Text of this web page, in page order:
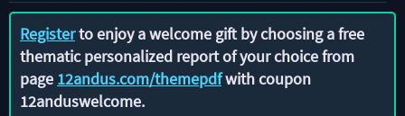
Registerto enjoy a welcome gift by choosing a free
thematic personalized report of your choice from
page 12andus.com/themepdfwith coupon
12anduswelcome.